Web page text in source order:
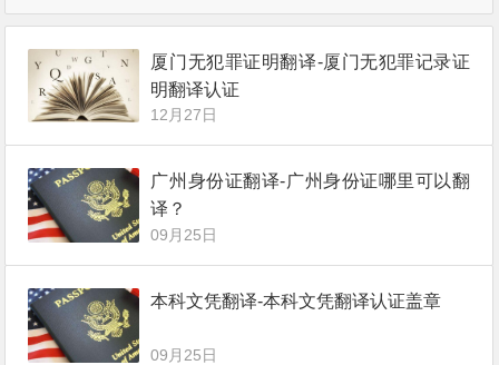
厦门无犯罪证明翻译-厦门无犯罪记录证
明翻译认证
12月27日
广州身份证翻译-广州身份证哪里可以翻
译？
09月25日
本科文凭翻译-本科文凭翻译认证盖章
09月25日